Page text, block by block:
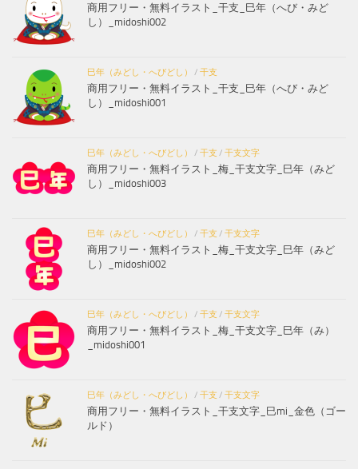
商用フリー・無料イラスト_干支_巳年（へび・みど
し）_midoshi002
巳年（みどし・へびどし） / 干支
商用フリー・無料イラスト_干支_巳年（へび・みど
し）_midoshi001
巳年（みどし・へびどし） / 干支 / 干支文字
商用フリー・無料イラスト_梅_干支文字_巳年（みど
し）_midoshi003
巳年（みどし・へびどし） / 干支 / 干支文字
商用フリー・無料イラスト_梅_干支文字_巳年（みど
し）_midoshi002
巳年（みどし・へびどし） / 干支 / 干支文字
商用フリー・無料イラスト_梅_干支文字_巳年（み）
_midoshi001
巳年（みどし・へびどし） / 干支 / 干支文字
商用フリー・無料イラスト_干支文字_巳mi_金色（ゴー
ルド）